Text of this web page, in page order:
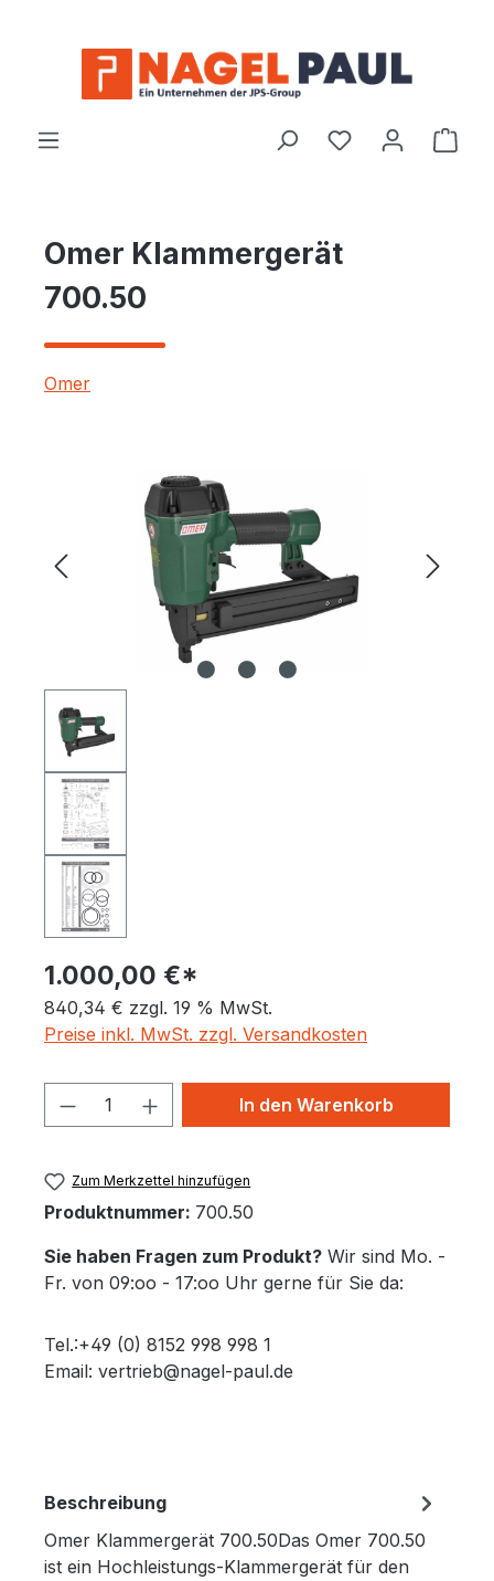
Omer Klammergerät
700.50
Omer
1.000,00 €*
840,34 € zzgl. 19 % MwSt.
Preise inkl. MwSt. zzgl. Versandkosten
Produkt Anzahl: Gib den
In den Warenkorb
Zum Merkzettel hinzufügen
Produktnummer: 700.50
Sie haben Fragen zum Produkt? Wir sind Mo. -
Fr. von 09:oo - 17:oo Uhr gerne für Sie da:
Tel.:+49 (0) 8152 998 998 1
Email: vertrieb@nagel-paul.de
Beschreibung
Omer Klammergerät 700.50Das Omer 700.50
ist ein Hochleistungs-Klammergerät für den